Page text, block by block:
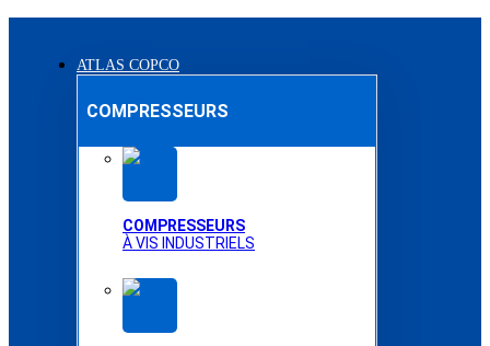
ATLAS COPCO
COMPRESSEURS
COMPRESSEURS
À VIS INDUSTRIELS